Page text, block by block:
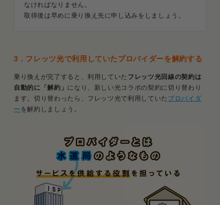
なければなりません。
取得後は早めに乗り換え先に申し込みをしましょう。
3． フレッツ光で利用していたプロバイダーを解約する
乗り換えが完了すると、利用していた フレッツ光回線の契約は
自動的に「解約」 になり、新しい光コラボの契約に切り替わり
ます。切り替わったら、フレッツ光で利用していた プロバイダ
ー を解約しましょう。